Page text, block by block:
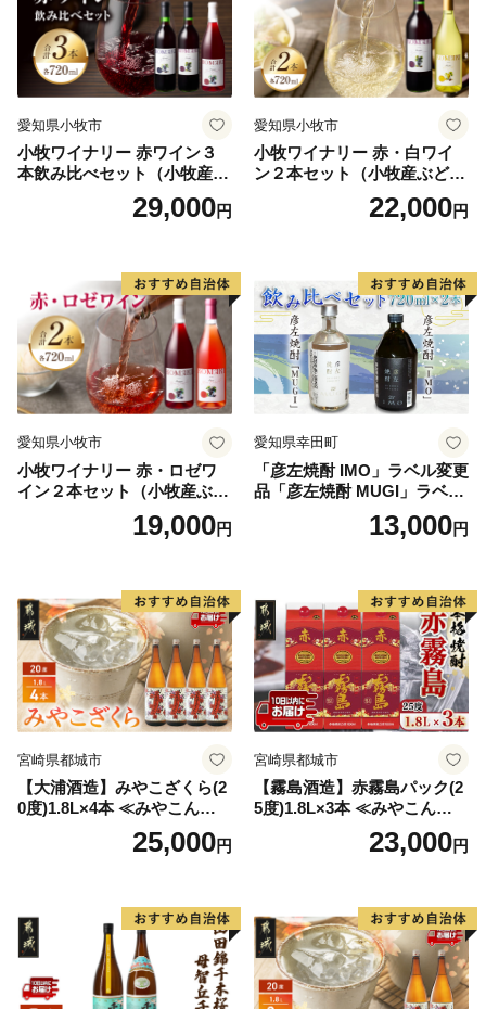
愛知県小牧市
小牧ワイナリー 赤ワイン３
本飲み比べセット（小牧産ぶ
どう100％使用）29,000円
愛知県小牧市
小牧ワイナリー 赤・白ワイ
ン２本セット（小牧産ぶどう
22,000円
愛知県小牧市
小牧ワイナリー 赤・ロゼワ
イン２本セット（小牧産ぶど
19,000円
愛知県幸田町
「彦左焼酎 IMO」ラベル変更
品「彦左焼酎 MUGI」ラベル
変更品 飲み比べ セット 合計
2本 720ml×各1本 25度 焼酎
13,000円
宮崎県都城市
【大浦酒造】みやこざくら(2
0度)1.8L×4本 ≪みやこんじょ
特急便≫_AD-077125,000円
宮崎県都城市
【霧島酒造】赤霧島パック(2
5度)1.8L×3本 ≪みやこんじょ
特急便≫_23-07-K03P-1800-3
23,000円